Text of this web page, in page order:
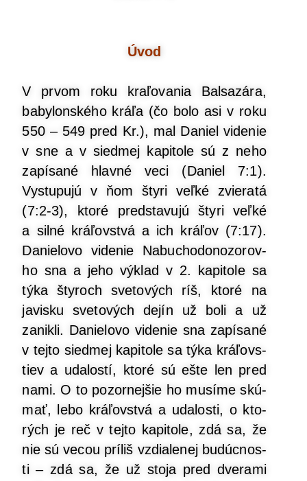
Úvod
V prvom roku kra­ľo­va­nia Bal­sa­zá­ra,
baby­lon­ské­ho krá­ľa (čo bolo asi v roku
550 – 549 pred Kr.), mal Daniel vide­nie
v sne a v sied­mej kapi­to­le sú z neho
zapí­sa­né hlav­né veci (Daniel 7:1).
Vystu­pu­jú v ňom šty­ri veľ­ké zvie­ra­tá
(7:2-3), kto­ré pred­sta­vu­jú šty­ri veľ­ké
a sil­né krá­ľov­stvá a ich krá­ľov (7:17).
Danie­lo­vo vide­nie Nabu­cho­do­no­zo­rov­
ho sna a jeho výklad v 2. kapi­to­le sa
týka šty­roch sve­to­vých ríš, kto­ré na
javis­ku sve­to­vých dejín už boli a už
zanik­li. Danie­lo­vo vide­nie sna zapí­sa­né
v tej­to sied­mej kapi­to­le sa týka krá­ľovs­
tiev a uda­los­tí, kto­ré sú ešte len pred
nami. O to pozor­nej­šie ho musí­me skú­
mať, lebo krá­ľov­stvá a uda­los­ti, o kto­
rých je reč v tej­to kapi­to­le, zdá sa, že
nie sú vecou prí­liš vzdia­le­nej budúc­nos­
ti – zdá sa, že už sto­ja pred dve­ra­mi